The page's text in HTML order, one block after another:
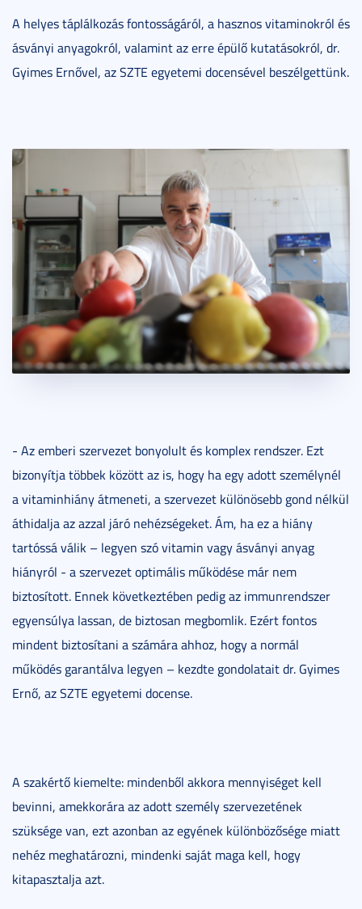
A helyes táplálkozás fontosságáról, a hasznos vitaminokról és
ásványi anyagokról, valamint az erre épülő kutatásokról, dr.
Gyimes Ernővel, az SZTE egyetemi docensével beszélgettünk.
- Az emberi szervezet bonyolult és komplex rendszer. Ezt
bizonyítja többek között az is, hogy ha egy adott személynél
a vitaminhiány átmeneti, a szervezet különösebb gond nélkül
áthidalja az azzal járó nehézségeket. Ám, ha ez a hiány
tartóssá válik – legyen szó vitamin vagy ásványi anyag
hiányról - a szervezet optimális működése már nem
biztosított. Ennek következtében pedig az immunrendszer
egyensúlya lassan, de biztosan megbomlik. Ezért fontos
mindent biztosítani a számára ahhoz, hogy a normál
működés garantálva legyen – kezdte gondolatait dr. Gyimes
Ernő, az SZTE egyetemi docense.
A szakértő kiemelte: mindenből akkora mennyiséget kell
bevinni, amekkorára az adott személy szervezetének
szüksége van, ezt azonban az egyének különbözősége miatt
nehéz meghatározni, mindenki saját maga kell, hogy
kitapasztalja azt.